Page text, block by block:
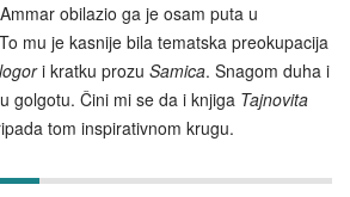
obilazio ga je osam puta u
mu je kasnije bila tematska preokupacija
i kratku prozu Samica. Snagom duha i
golgotu. Čini mi se da i knjiga Tajnovita
tom inspirativnom krugu.